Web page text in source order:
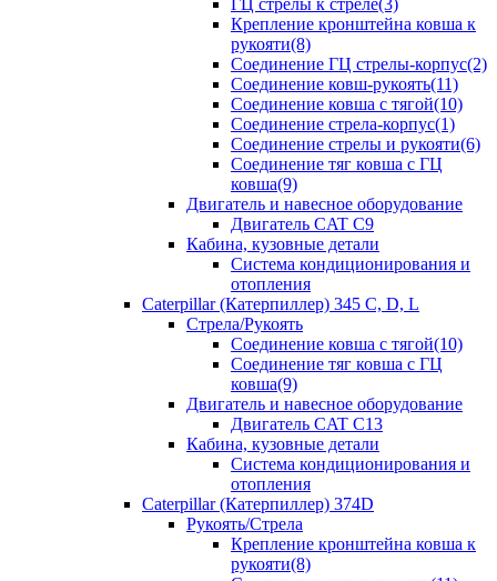
ГЦ стрелы к стреле(3)
Крепление кронштейна ковша к
рукояти(8)
Соединение ГЦ стрелы-корпус(2)
Соединение ковш-рукоять(11)
Соединение ковша с тягой(10)
Соединение стрела-корпус(1)
Соединение стрелы и рукояти(6)
Соединение тяг ковша с ГЦ
ковша(9)
Двигатель и навесное оборудование
Двигатель CAT C9
Кабина, кузовные детали
Система кондиционирования и
отопления
Caterpillar (Катерпиллер) 345 C, D, L
Стрела/Рукоять
Соединение ковша с тягой(10)
Соединение тяг ковша с ГЦ
ковша(9)
Двигатель и навесное оборудование
Двигатель CAT C13
Кабина, кузовные детали
Система кондиционирования и
отопления
Caterpillar (Катерпиллер) 374D
Рукоять/Стрела
Крепление кронштейна ковша к
рукояти(8)